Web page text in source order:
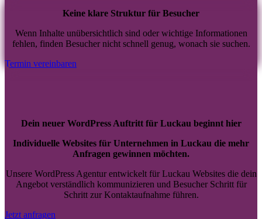
Keine klare Struktur für Besucher
Wenn Inhalte unübersichtlich sind oder wichtige Informationen
fehlen, finden Besucher nicht schnell genug, wonach sie suchen.
Termin vereinbaren
Dein neuer WordPress Auftritt für Luckau beginnt hier
Individuelle Websites für Unternehmen in Luckau die mehr
Anfragen gewinnen möchten.
Unsere WordPress Agentur entwickelt für Luckau Websites die dein
Angebot verständlich kommunizieren und Besucher Schritt für
Schritt zur Kontaktaufnahme führen.
Jetzt anfragen